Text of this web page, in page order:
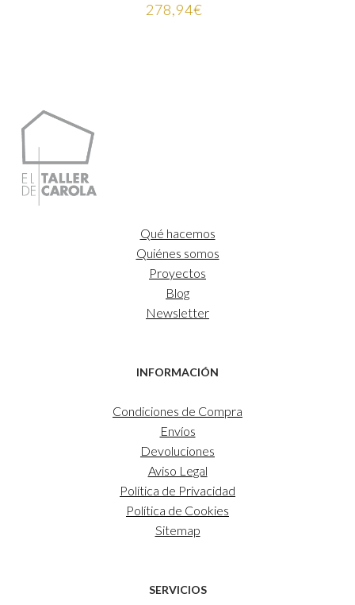
88,00€- 657,00
Qué hacemos
Quiénes somos
Proyectos
Blog
Newsletter
INFORMACIÓN
Condiciones de Compra
Envíos
Devoluciones
Aviso Legal
Política de Privacidad
Política de Cookies
Sitemap
SERVICIOS